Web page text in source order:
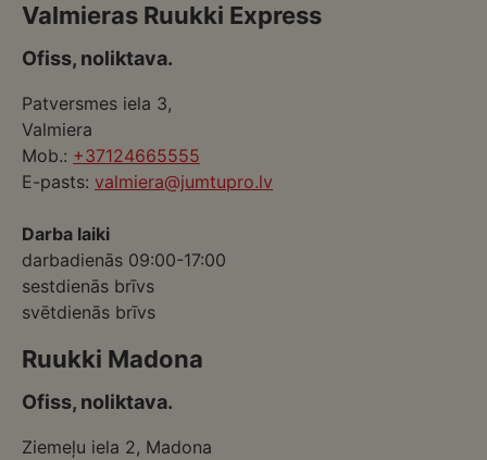
Valmieras Ruukki Express
Ofiss, noliktava.
Patversmes iela 3,
Valmiera
Mob.: +37124665555
E-pasts: valmiera@jumtupro.lv
Darba laiki
darbadienās 09:00-17:00
sestdienās brīvs
svētdienās brīvs
Ruukki Madona
Ofiss, noliktava.
Ziemeļu iela 2, Madona